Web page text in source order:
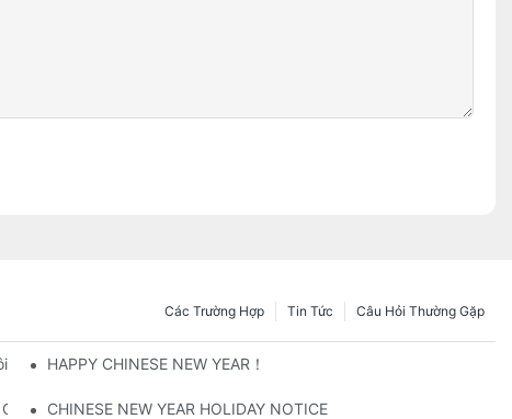
Câu Hỏi Thường Gặp
Tin Tức
Các Trường Hợp
Được Không? HAPPY CHINESE NEW YEAR！
Phát Triển Là Gì?
CHINESE NEW YEAR HOLIDAY NOTICE